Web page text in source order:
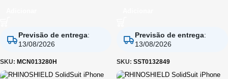
Previsão de entrega:
13/08/2026
SKU: MCN013280H
Previsão de entrega:
13/08/2026
SKU: SST0132849